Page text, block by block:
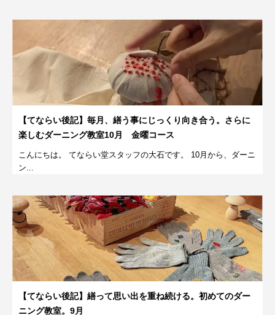
【てならい後記】毎月、繕う事にじっくり向き合う。さらに
楽しむダーニング教室10月 金曜コース
こんにちは。 てならい堂スタッフの大石です。 10月から、ダーニ
ン...
【てならい後記】繕って思い出を重ね続ける。初めてのダー
ニング教室。9月